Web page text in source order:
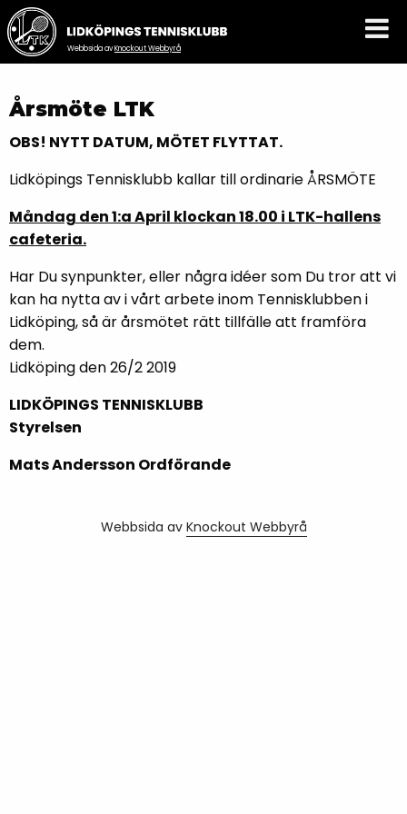
Webbsida avKnockout Webbyrå
Årsmöte LTK
OBS! NYTT DATUM, MÖTET FLYTTAT.
Lidköpings Tennisklubb kallar till ordinarie ÅRSMÖTE
Måndag den 1:a April klockan 18.00 i LTK-hallens
cafeteria.
Har Du synpunkter, eller några idéer som Du tror att vi
kan ha nytta av i vårt arbete inom Tennisklubben i
Lidköping, så är årsmötet rätt tillfälle att framföra
dem.
Lidköping den 26/2 2019
LIDKÖPINGS TENNISKLUBB
Styrelsen
Mats Andersson Ordförande
Webbsida av Knockout Webbyrå